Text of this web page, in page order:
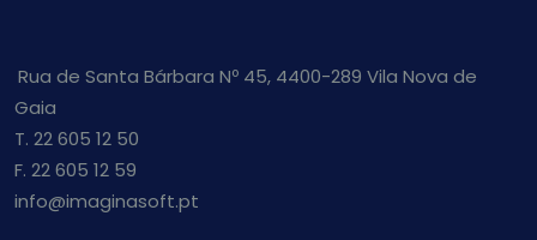
Rua de Santa Bárbara Nº 45, 4400-289 Vila Nova de
Gaia
T. 22 605 12 50
F. 22 605 12 59
info@imaginasoft.pt